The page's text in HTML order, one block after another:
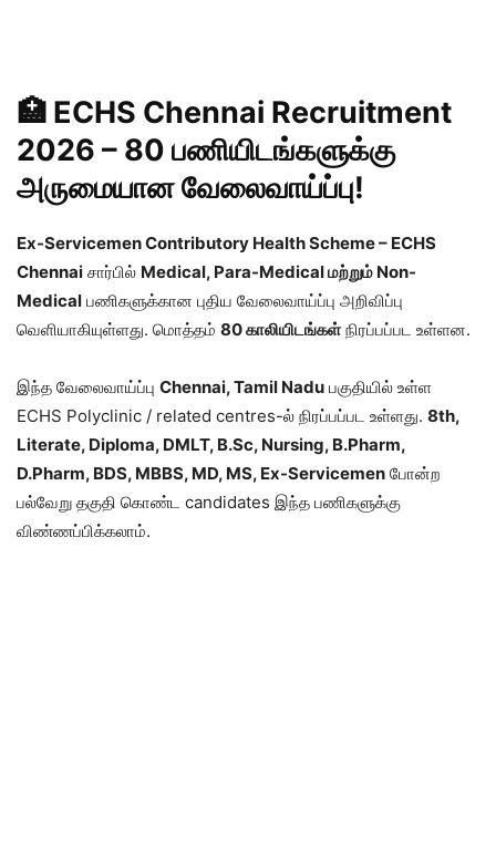
🏥 ECHS Chennai Recruitment
2026 – 80 பணியிடங்களுக்கு
அருமையான வேலைவாய்ப்பு!
Ex-Servicemen Contributory Health Scheme – ECHS
Chennai சார்பில் Medical, Para-Medical மற்றும் Non-
Medical பணிகளுக்கான புதிய வேலைவாய்ப்பு அறிவிப்பு
வெளியாகியுள்ளது. மொத்தம் 80 காலியிடங்கள்நிரப்பப்பட உள்ளன.
இந்த வேலைவாய்ப்பு Chennai, Tamil Nadu பகுதியில் உள்ள
ECHS Polyclinic / related centres-ல் நிரப்பப்பட உள்ளது. 8th,
Literate, Diploma, DMLT, B.Sc, Nursing, B.Pharm,
D.Pharm, BDS, MBBS, MD, MS, Ex-Servicemen போன்ற
பல்வேறு தகுதி கொண்ட candidates இந்த பணிகளுக்கு
விண்ணப்பிக்கலாம்.